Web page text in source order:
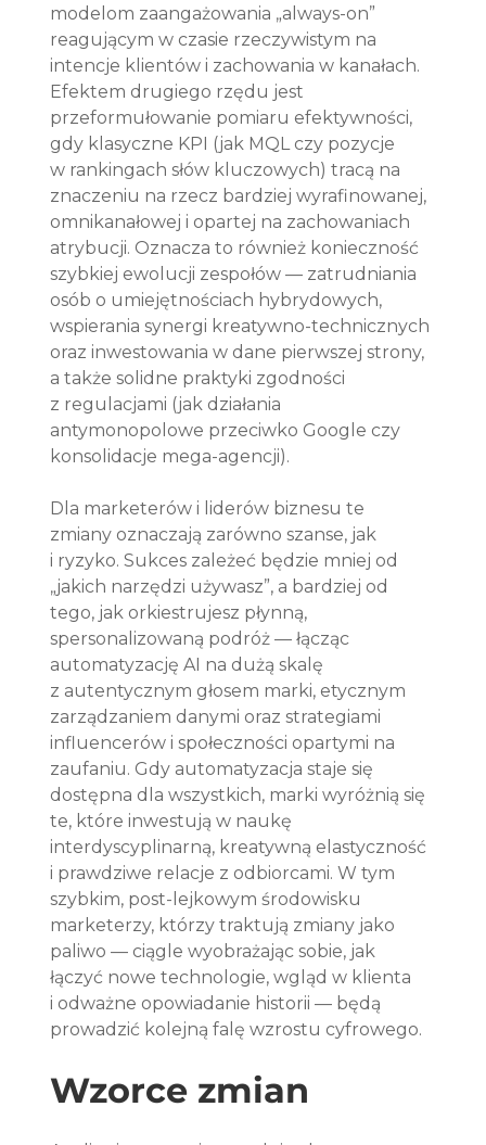
modelom zaangażowania „always-on”
reagującym w czasie rzeczywistym na
intencje klientów i zachowania w kanałach.
Efektem drugiego rzędu jest
przeformułowanie pomiaru efektywności,
gdy klasyczne KPI (jak MQL czy pozycje
w rankingach słów kluczowych) tracą na
znaczeniu na rzecz bardziej wyrafinowanej,
omnikanałowej i opartej na zachowaniach
atrybucji. Oznacza to również konieczność
szybkiej ewolucji zespołów — zatrudniania
osób o umiejętnościach hybrydowych,
wspierania synergi kreatywno-technicznych
oraz inwestowania w dane pierwszej strony,
a także solidne praktyki zgodności
z regulacjami (jak działania
antymonopolowe przeciwko Google czy
konsolidacje mega-agencji).
Dla marketerów i liderów biznesu te
zmiany oznaczają zarówno szanse, jak
i ryzyko. Sukces zależeć będzie mniej od
„jakich narzędzi używasz”, a bardziej od
tego, jak orkiestrujesz płynną,
spersonalizowaną podróż — łącząc
automatyzację AI na dużą skalę
z autentycznym głosem marki, etycznym
zarządzaniem danymi oraz strategiami
influencerów i społeczności opartymi na
zaufaniu. Gdy automatyzacja staje się
dostępna dla wszystkich, marki wyróżnią się
te, które inwestują w naukę
interdyscyplinarną, kreatywną elastyczność
i prawdziwe relacje z odbiorcami. W tym
szybkim, post-lejkowym środowisku
marketerzy, którzy traktują zmiany jako
paliwo — ciągle wyobrażając sobie, jak
łączyć nowe technologie, wgląd w klienta
i odważne opowiadanie historii — będą
prowadzić kolejną falę wzrostu cyfrowego.
Wzorce zmian